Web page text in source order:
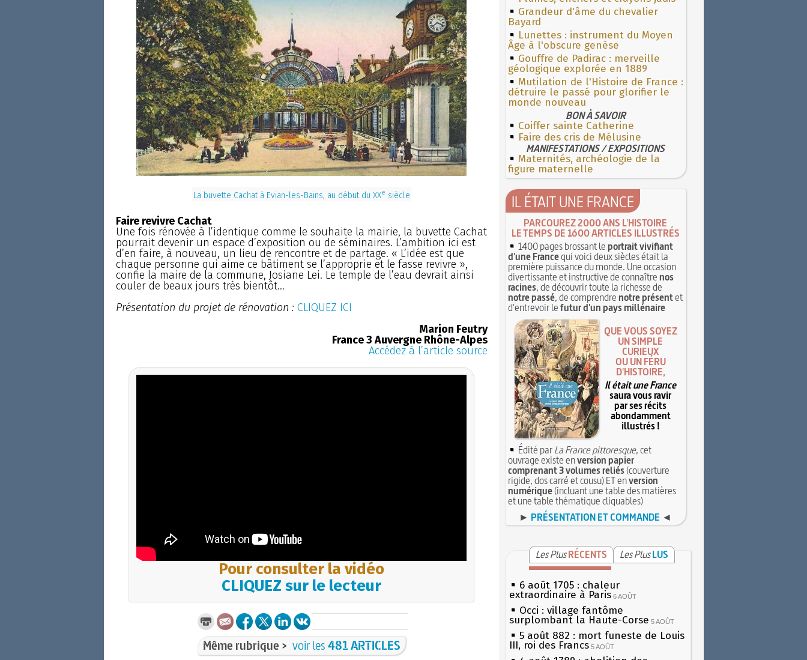
La buvette Cachat à Evian-les-Bains, au début du XXe siècle
Faire revivre Cachat
Une fois rénovée à l’identique comme le souhaite la mairie, la buvette Cachat
pourrait devenir un espace d’exposition ou de séminaires. L’ambition ici est
d’en faire, à nouveau, un lieu de rencontre et de partage. « L’idée est que
chaque personne qui aime ce bâtiment se l’approprie et le fasse revivre »,
confie la maire de la commune, Josiane Lei. Le temple de l’eau devrait ainsi
couler de beaux jours très bientôt...
Présentation du projet de rénovation : CLIQUEZ ICI
Marion Feutry
France 3 Auvergne Rhône-Alpes
Accédez à l’article source
Pour consulter la vidéo
CLIQUEZ sur le lecteur
Même rubrique > voir les481 ARTICLES
Grandeur d'âme du chevalier
Bayard
Lunettes : instrument du Moyen
Âge à l'obscure genèse
Gouffre de Padirac : merveille
géologique explorée en 1889
Mutilation de l'Histoire de France :
détruire le passé pour glorifier le
monde nouveau
BON À SAVOIR
Coiffer sainte Catherine
Faire des cris de Mélusine
MANIFESTATIONS / EXPOSITIONS
Maternités, archéologie de la
figure maternelle
IL ÉTAIT UNE FRANCE
PARCOUREZ 2000 ANS L'HISTOIRE
LE TEMPS DE 1600 ARTICLES ILLUSTRÉS
1400 pages brossant leportrait vivifiant
d'une Francequi voici deux siècles était la
première puissance du monde. Une occasion
divertissante et instructive de connaîtrenos
racines, de découvrir toute la richesse de
notre passé, de comprendrenotre présentet
d'entrevoir lefutur d'un pays millénaire
QUE VOUS SOYEZ
UN SIMPLE
CURIEUX
OU UN FÉRU
D'HISTOIRE,
Il était une France
saura vous ravir
par ses récits
abondamment
illustrés !
Édité parLa France pittoresque, cet
ouvrage existe enversion papier
comprenant 3 volumes reliés(couverture
rigide, dos carré et cousu) ET enversion
numérique(incluant une table des matières
et une table thématique cliquables)
► PRÉSENTATION ET COMMANDE ◄
Les Plus RÉCENTS Les Plus LUS
6 août 1705 : chaleur
extraordinaire à Paris 6 AOÛT
Occi : village fantôme
surplombant la Haute-Corse 5 AOÛT
5 août 882 : mort funeste de Louis
III, roi des Francs 5 AOÛT